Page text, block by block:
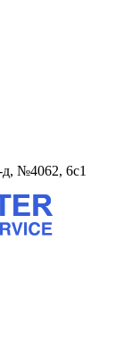
№4062, 6с1